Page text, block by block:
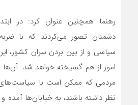
رهنما همچنین عنوان کرد: در
دشمنان تصور می‌کردند که با
سیاسی و از بین بردن سران کشور،
امور از هم گسیخته خواهد شد. آن‌ها
مردمی که ممکن است با سیاست‌های
نظر داشته باشند، به خیابان‌ها